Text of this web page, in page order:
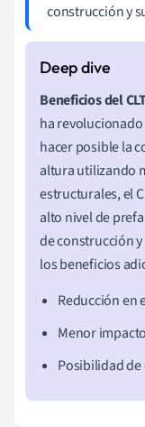
construcción y
Beneficios del
ha revolucionado
hacer posible la
altura utilizando
estructurales, el
alto nivel de
de construcción
los beneficios
Reducción en
Menor
Posibilidad